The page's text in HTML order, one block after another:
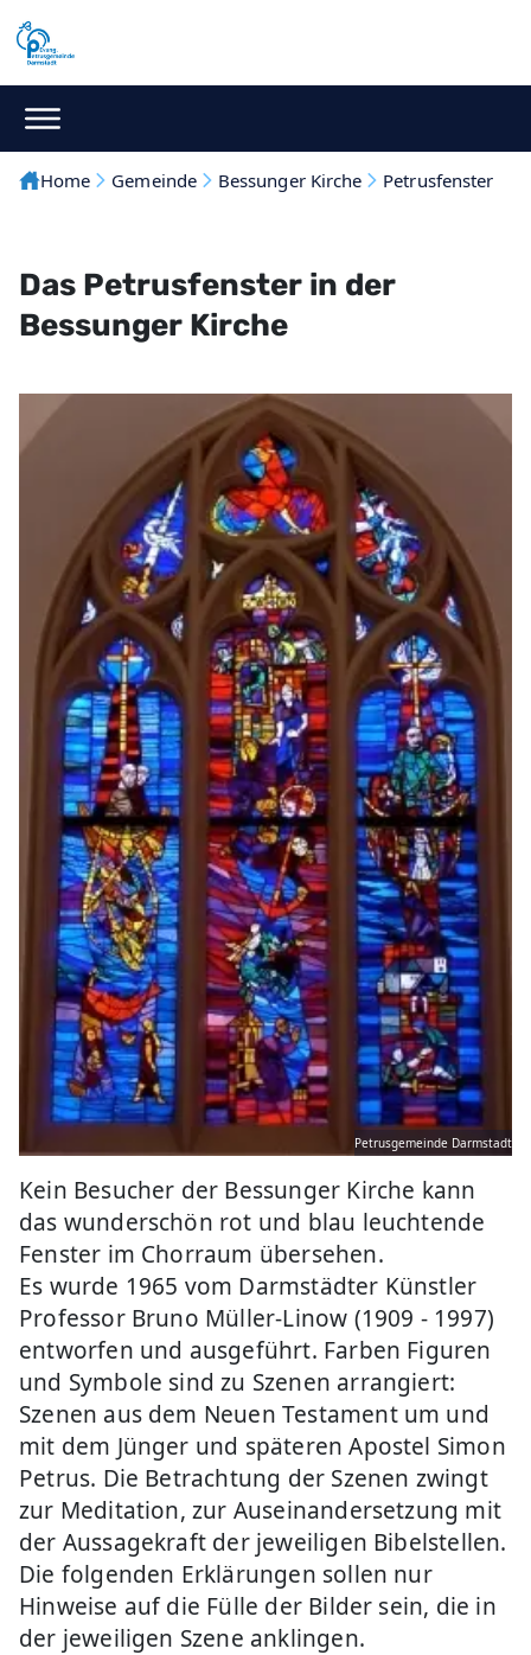
Home Gemeinde Bessunger Kirche Petrusfenster
Das Petrusfenster in der
Bessunger Kirche
Petrusgemeinde Darmstadt
Kein Besucher der Bessunger Kirche kann
das wunderschön rot und blau leuchtende
Fenster im Chorraum übersehen.
Es wurde 1965 vom Darmstädter Künstler
Professor Bruno Müller-Linow (1909 - 1997)
entworfen und ausgeführt. Farben Figuren
und Symbole sind zu Szenen arrangiert:
Szenen aus dem Neuen Testament um und
mit dem Jünger und späteren Apostel Simon
Petrus. Die Betrachtung der Szenen zwingt
zur Meditation, zur Auseinandersetzung mit
der Aussagekraft der jeweiligen Bibelstellen.
Die folgenden Erklärungen sollen nur
Hinweise auf die Fülle der Bilder sein, die in
der jeweiligen Szene anklingen.